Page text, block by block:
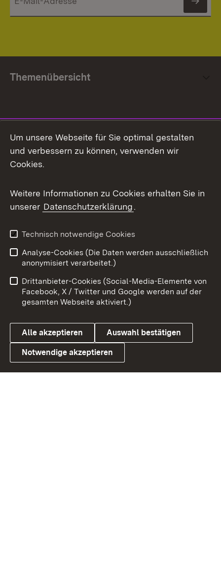
Themenübersicht
Facebook
X / Twitter
Youtube
Link zum Landesportal
Impressum
Kontakt
Barrierefreiheit
Datenschutz
Cookies
Um unsere Webseite für Sie optimal gestalten
und verbessern zu können, verwenden wir
Cookies.
Weitere Informationen zu Cookies erhalten Sie in
unserer Datenschutzerklärung.
Technisch notwendige Cookies
Analyse-Cookies (Die Daten werden ausschließlich
anonymisiert verarbeitet.)
Drittanbieter-Cookies (Social-Media-Elemente von
Facebook, X / Twitter und Google werden auf der
gesamten Webseite aktiviert.)
Alle akzeptieren Auswahl bestätigen
Notwendige akzeptieren